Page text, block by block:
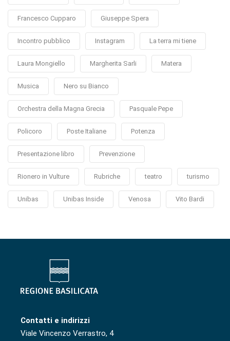
Francesco Cupparo Giuseppe Spera
Incontro pubblico Instagram La terra mi tiene
Laura Mongiello Margherita Sarli Matera
Musica Nero su Bianco
Orchestra della Magna Grecia Pasquale Pepe
Policoro Poste Italiane Potenza
Presentazione libro Prevenzione
Rionero in Vulture Rubriche teatro turismo
Unibas Unibas Inside Venosa Vito Bardi
Contatti e indirizzi
Viale Vincenzo Verrastro, 4